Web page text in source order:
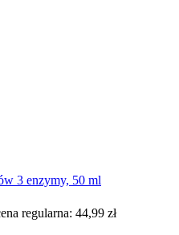
3 enzymy, 50 ml
regularna: 44,99 zł